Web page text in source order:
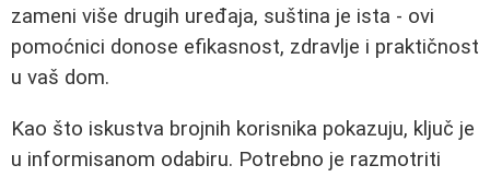
zameni više drugih uređaja, suština je ista - ovi
pomoćnici donose efikasnost, zdravlje i praktičnost
u vaš dom.
Kao što iskustva brojnih korisnika pokazuju, ključ je
u informisanom odabiru. Potrebno je razmotriti